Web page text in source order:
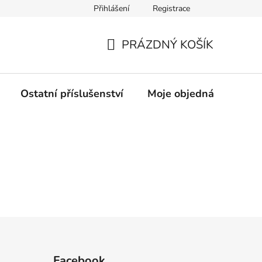
Přihlášení Registrace
KOŠÍK
PRÁZDNÝ KOŠÍK
Ostatní příslušenství Moje objednávka